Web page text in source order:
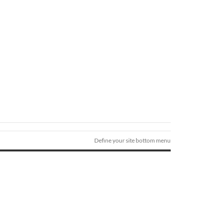
Define your site bottom menu